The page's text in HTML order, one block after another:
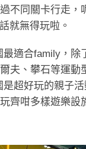
不同關卡行走，
就無得玩啦。
最適合family，除
夫、攀石等運動
是超好玩的親子
齊咁多樣遊樂設